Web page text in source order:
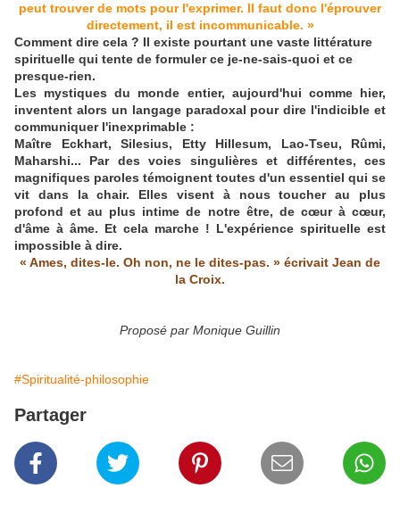
peut trouver de mots pour l'exprimer. Il faut donc l'éprouver
directement, il est incommunicable. »
Comment dire cela ? Il existe pourtant une vaste littérature
spirituelle qui tente de formuler ce je-ne-sais-quoi et ce
presque-rien.
Les mystiques du monde entier, aujourd'hui comme hier,
inventent alors un langage paradoxal pour dire l'indicible et
communiquer l'inexprimable :
Maître Eckhart, Silesius, Etty Hillesum, Lao-Tseu, Rûmi,
Maharshi... Par des voies singulières et différentes, ces
magnifiques paroles témoignent toutes d'un essentiel qui se
vit dans la chair. Elles visent à nous toucher au plus
profond et au plus intime de notre être, de cœur à cœur,
d'âme à âme. Et cela marche ! L'expérience spirituelle est
impossible à dire.
« Ames, dites-le. Oh non, ne le dites-pas. » écrivait Jean de
la Croix.
Proposé par Monique Guillin
#Spiritualité-philosophie
Partager